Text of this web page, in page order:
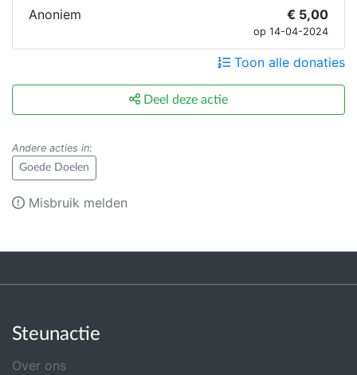
Anoniem € 5,00
op 14-04-2024
Toon alle donaties
Deel deze actie
Andere acties in:
Goede Doelen
Misbruik melden
Steunactie
Over ons